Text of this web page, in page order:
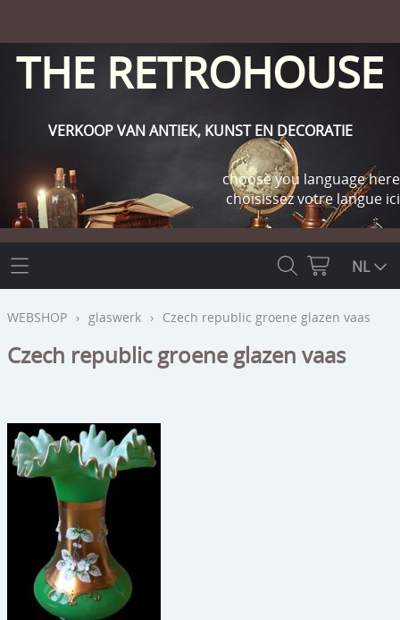
THE RETROHOUSE
VERKOOP VAN ANTIEK, KUNST EN DECORATIE
choose you language here
choisissez votre langue ici
THE RETROHOUSE
WEBSHOP
OUTLET
beelden
meubels
reclamevoorwerpen/merken
curiosa
schilderijen
porselein/aardewerk
INFO
CONTACT
NL
WEBSHOP › glaswerk › Czech republic groene glazen vaas
Czech republic groene glazen vaas